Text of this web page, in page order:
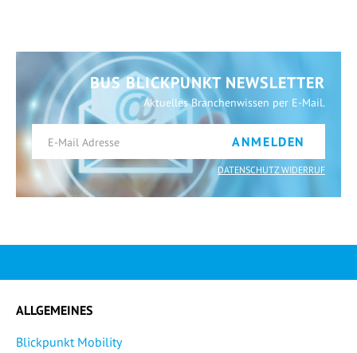
BUS BLICKPUNKT NEWSLETTER
Aktuelles Branchenwissen per E-Mail.
ANMELDEN
DATENSCHUTZ WIDERRUF
ALLGEMEINES
Blickpunkt Mobility